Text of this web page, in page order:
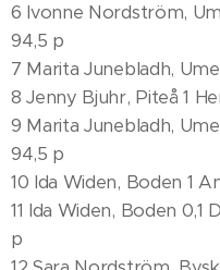
6 Ivonne Nordström,
94,5 p
7 Marita Junebladh,
8 Jenny Bjuhr, Piteå 1
9 Marita Junebladh,
94,5 p
10 Ida Widen, Boden 1
11 Ida Widen, Boden 0,1
p